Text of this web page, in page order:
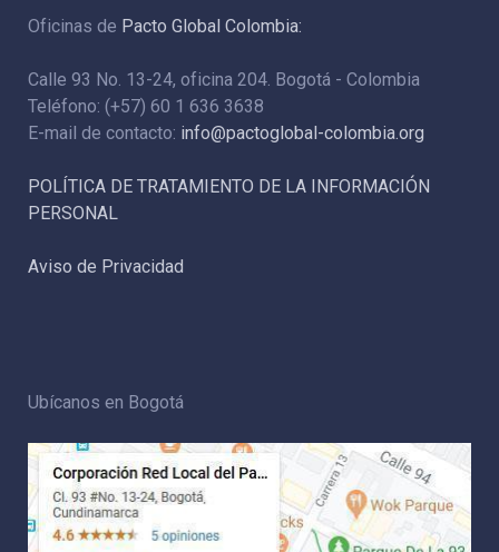
Oficinas de Pacto Global Colombia:
Calle 93 No. 13-24, oficina 204. Bogotá - Colombia
Teléfono: (+57) 60 1 636 3638
E-mail de contacto: info@pactoglobal-colombia.org
POLÍTICA DE TRATAMIENTO DE LA INFORMACIÓN
PERSONAL
Aviso de Privacidad
Ubícanos en Bogotá